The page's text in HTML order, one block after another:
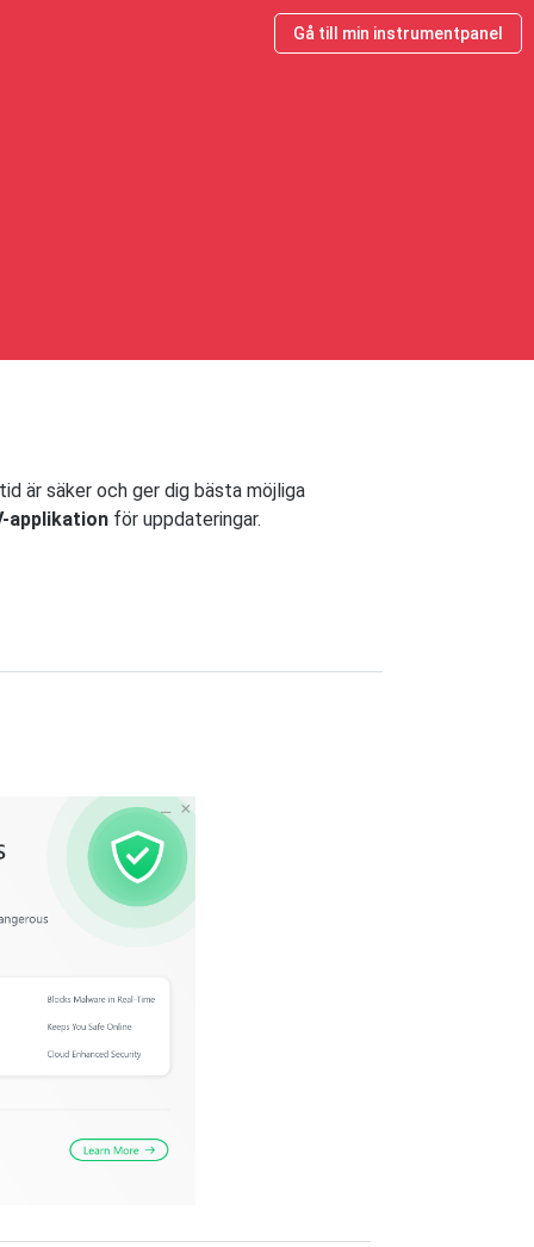
Gå till min instrumentpanel
är säker och ger dig bästa möjliga
applikation för uppdateringar.